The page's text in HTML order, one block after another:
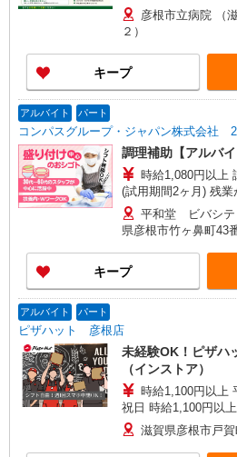
施設経験者歓迎！
彦根市立病院 （
２）
キープ
アルバイト パート
コンパスグループ・ジャパン株式会社
調理補助【アルバイ
時給1,080円以上 試用期間中 時給1,080円以上
(試用期間2ヶ月) 残業が発生した場合、残業代を1
分単位で別途支給し
平和堂 ビバシ
県彦根市竹ヶ鼻町43
キープ
アルバイト パート
ピザハット 彦根店
未経験OK！ピザハ
（インストア）
時給1,100円以上
祝日 時給1,100円以上
滋賀県彦根市戸賀